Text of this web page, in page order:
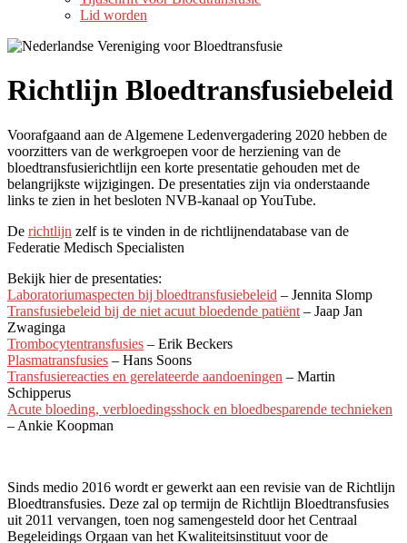
Lid worden
Richtlijn Bloedtransfusiebeleid
Voorafgaand aan de Algemene Ledenvergadering 2020 hebben de
voorzitters van de werkgroepen voor de herziening van de
bloedtransfusierichtlijn een korte presentatie gehouden met de
belangrijkste wijzigingen. De presentaties zijn via onderstaande
links te zien in het besloten NVB-kanaal op YouTube.
De richtlijn zelf is te vinden in de richtlijnendatabase van de
Federatie Medisch Specialisten
Bekijk hier de presentaties:
Laboratoriumaspecten bij bloedtransfusiebeleid – Jennita Slomp
Transfusiebeleid bij de niet acuut bloedende patiënt – Jaap Jan
Zwaginga
Trombocytentransfusies – Erik Beckers
Plasmatransfusies – Hans Soons
Transfusiereacties en gerelateerde aandoeningen – Martin
Schipperus
Acute bloeding, verbloedingsshock en bloedbesparende technieken
– Ankie Koopman
Sinds medio 2016 wordt er gewerkt aan een revisie van de Richtlijn
Bloedtransfusies. Deze zal op termijn de Richtlijn Bloedtransfusies
uit 2011 vervangen, toen nog samengesteld door het Centraal
Begeleidings Orgaan van het Kwaliteitsinstituut voor de